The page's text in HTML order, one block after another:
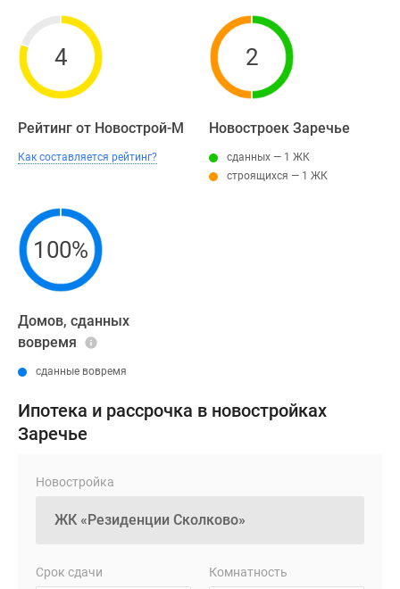
4
Рейтинг от Новострой-М
Как составляется рейтинг?
2
Новостроек Заречье
сданных — 1 ЖК
строящихся — 1 ЖК
100%
Домов, сданных
вовремя
сданные вовремя
Ипотека и рассрочка в новостройках
Заречье
Новостройка
Срок сдачи Комнатность